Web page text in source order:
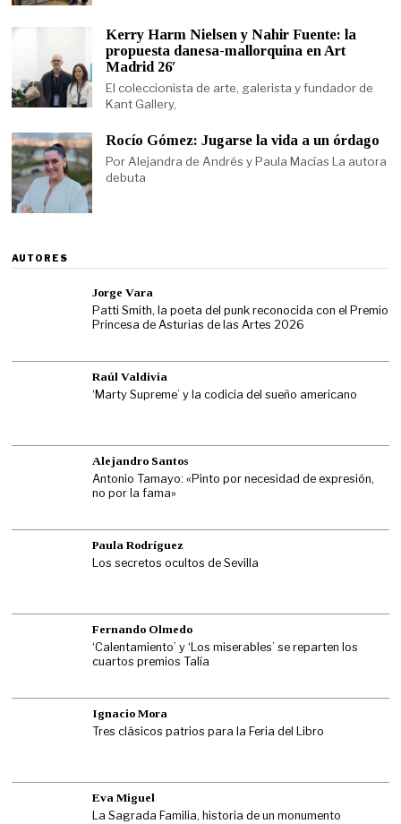
Kerry Harm Nielsen y Nahir Fuente: la
propuesta danesa-mallorquina en Art
Madrid 26′
El coleccionista de arte, galerista y fundador de
Kant Gallery,
Rocío Gómez: Jugarse la vida a un órdago
Por Alejandra de Andrés y Paula Macías La autora
debuta
AUTORES
Jorge Vara
Patti Smith, la poeta del punk reconocida con el Premio
Princesa de Asturias de las Artes 2026
Raúl Valdivia
‘Marty Supreme’ y la codicia del sueño americano
Alejandro Santos
Antonio Tamayo: «Pinto por necesidad de expresión,
no por la fama»
Paula Rodríguez
Los secretos ocultos de Sevilla
Fernando Olmedo
‘Calentamiento’ y ‘Los miserables’ se reparten los
cuartos premios Talía
Ignacio Mora
Tres clásicos patrios para la Feria del Libro
Eva Miguel
La Sagrada Familia, historia de un monumento